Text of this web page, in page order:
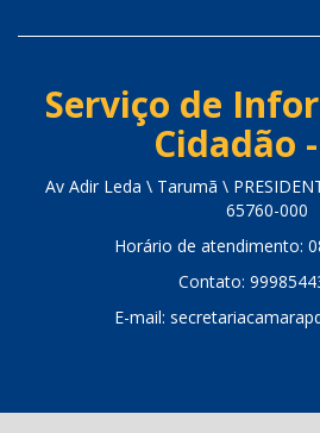
Serviço de
Cidadão
Av Adir Leda \ Tarumã \
65760-000
Horário de atendimento:
Contato:
E-mail: